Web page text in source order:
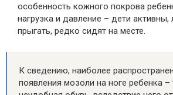
особенность кожного покрова
нагрузка и давление – дети активны,
прыгать, редко сидят на месте.
К сведению, наиболее
появления мозоли на ноге ребенка –